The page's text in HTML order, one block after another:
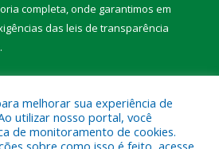
completa, onde garantimos em
das leis de transparência
melhorar sua experiência de
utilizar nosso portal, você
de monitoramento de cookies.
sobre como isso é feito, acesse